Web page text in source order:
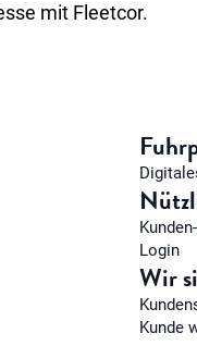
mit Fleetcor.
Login
Wir
Kunde